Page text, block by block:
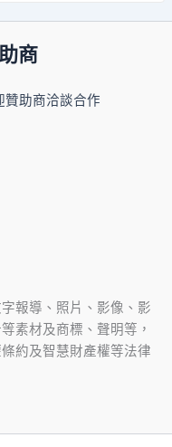
商
贊助商洽談合作
報導、照片、影像、影
素材及商標、聲明等，
約及智慧財產權等法律